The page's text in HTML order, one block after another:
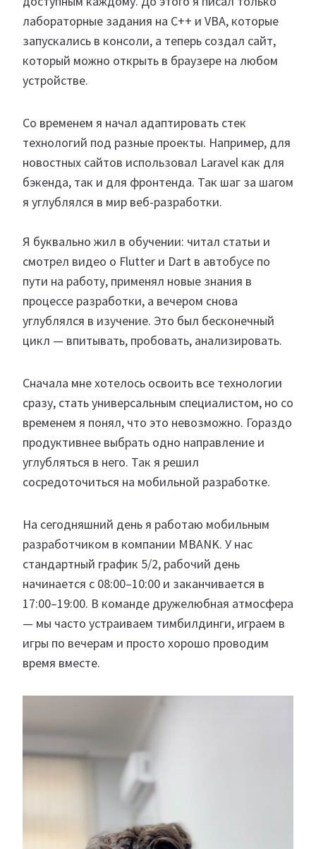
лабораторные задания на C++ и VBA, которые
запускались в консоли, а теперь создал сайт,
который можно открыть в браузере на любом
устройстве.
Со временем я начал адаптировать стек
технологий под разные проекты. Например, для
новостных сайтов использовал Laravel как для
бэкенда, так и для фронтенда. Так шаг за шагом
я углублялся в мир веб-разработки.
Я буквально жил в обучении: читал статьи и
смотрел видео о Flutter и Dart в автобусе по
пути на работу, применял новые знания в
процессе разработки, а вечером снова
углублялся в изучение. Это был бесконечный
цикл — впитывать, пробовать, анализировать.
Сначала мне хотелось освоить все технологии
сразу, стать универсальным специалистом, но со
временем я понял, что это невозможно. Гораздо
продуктивнее выбрать одно направление и
углубляться в него. Так я решил
сосредоточиться на мобильной разработке.
На сегодняшний день я работаю мобильным
разработчиком в компании MBANK. У нас
стандартный график 5/2, рабочий день
начинается с 08:00–10:00 и заканчивается в
17:00–19:00. В команде дружелюбная атмосфера
— мы часто устраиваем тимбилдинги, играем в
игры по вечерам и просто хорошо проводим
время вместе.